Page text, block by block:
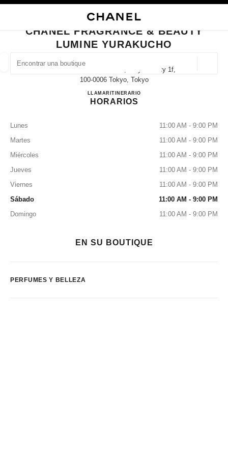
BUSCAR UNA BOUTIQUE
las sugerencias se muestran debajo de esta barra de búsqueda
0 Sugerencias disponibles
CERRAR TARJETA DE BOUTIQUE CHANEL FRAGRANCE & BEAUTY
CHANEL FRAGRANCE & BEAUTY
LUMINE YURAKUCHO
2 Chome-5-1 Yūrakuchō, Chiyoda City 1f,
100-0006 Tokyo, Tokyo
LLAMAR03-3215-3999
ITINERARIOCHANEL FRAGRANCE &
HORARIOS
Lunes
11:00 AM - 9:00 PM
Martes
11:00 AM - 9:00 PM
Miércoles
11:00 AM - 9:00 PM
Jueves
11:00 AM - 9:00 PM
Viernes
11:00 AM - 9:00 PM
Sábado
11:00 AM - 9:00 PM
Domingo
11:00 AM - 9:00 PM
EN SU BOUTIQUE
PERFUMES Y BELLEZA
RELOJERÍA Y JOYERÍA